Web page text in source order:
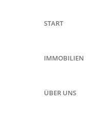
START
IMMOBILIEN
ÜBER UNS